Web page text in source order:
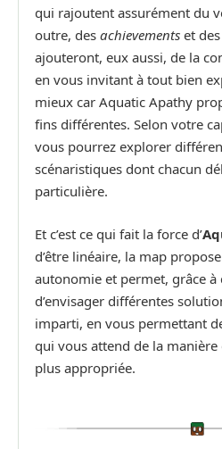
qui rajoutent assurément du
outre, des achievements et
ajouteront, eux aussi, de la
en vous invitant à tout bien
mieux car Aquatic Apathy
fins différentes. Selon votre
vous pourrez explorer
scénaristiques dont chacun
particulière.
Et c’est ce qui fait la force d’
d’être linéaire, la map
autonomie et permet, grâce à
d’envisager différentes
imparti, en vous permettant
qui vous attend de la
plus appropriée.